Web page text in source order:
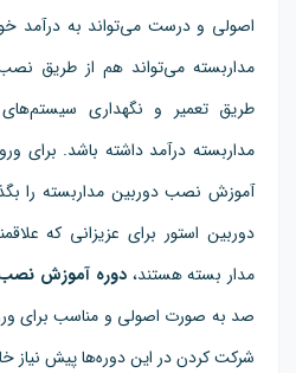
اصولی و درست می‌تواند به درآمد
مداربسته می‌تواند هم از طریق
طریق تعمیر و نگهداری
مداربسته درآمد داشته باشد. برای
آموزش نصب دوربین مداربسته را
دوربین استور برای عزیزانی که
مدار بسته هستند،دوره آموزش نصب
صد به صورت اصولی و مناسب برای ورود
شرکت کردن در این دوره‌ها پیش نیاز